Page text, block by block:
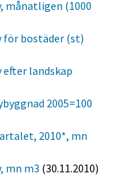
månatligen (1000
för bostäder (st)
efter landskap
2005=100
2010*, mn
mn m3 (30.11.2010)